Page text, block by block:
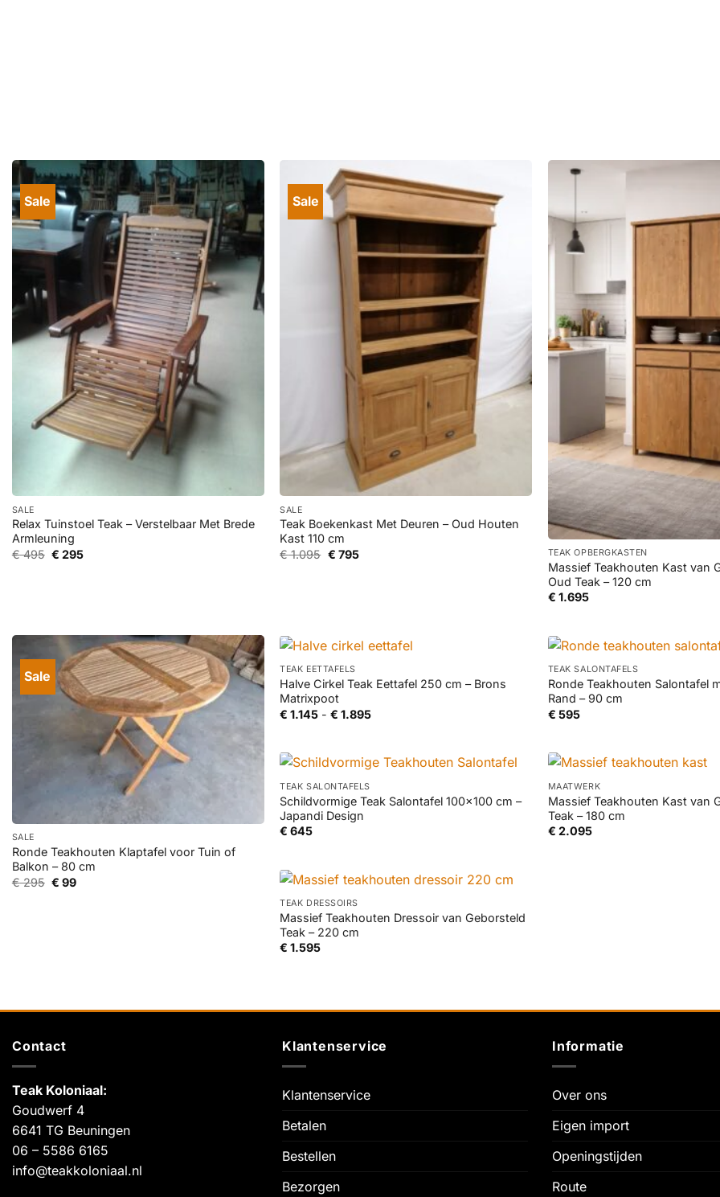
Sale
SALE
Relax Tuinstoel Teak – Verstelbaar Met Brede
Armleuning
€495 Oorspronkelijke
€ 295Huidige
Sale
SALE
Teak Boekenkast Met Deuren – Oud Houten
Kast 110 cm
€1.095 Oorspronkelijke
€ 795Huidige
+
TEAK OPBERGKASTEN
Massief Teakhouten Kast van
Oud Teak – 120 cm
€ 1.695
Sale
SALE
Ronde Teakhouten Klaptafel voor Tuin of
Balkon – 80 cm
€295 Oorspronkelijke
€ 99Huidige
+
TEAK EETTAFELS
Halve Cirkel Teak Eettafel 250 cm – Brons
Matrixpoot
€ 1.145 - € 1.895Prijsklasse:
+
TEAK SALONTAFELS
Ronde Teakhouten Salontafel
Rand – 90 cm
€ 595
+
TEAK SALONTAFELS
Schildvormige Teak Salontafel 100×100 cm –
Japandi Design
€ 645
+
MAATWERK
Massief Teakhouten Kast van
Teak – 180 cm
€ 2.095
+
TEAK DRESSOIRS
Massief Teakhouten Dressoir van Geborsteld
Teak – 220 cm
€ 1.595
Contact
Teak Koloniaal:
Goudwerf 4
6641 TG Beuningen
06 – 5586 6165
info@teakkoloniaal.nl
Klantenservice
Klantenservice
Betalen
Bestellen
Bezorgen
Informatie
Over ons
Eigen import
Openingstijden
Route